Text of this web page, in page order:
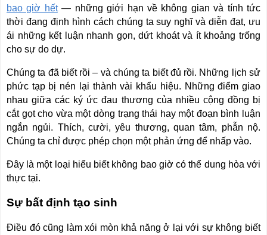
bao giờ hết— những giới hạn về không gian và tính tức
thời đang định hình cách chúng ta suy nghĩ và diễn đạt, ưu
ái những kết luận nhanh gọn, dứt khoát và ít khoảng trống
cho sự do dự.
Chúng ta đã biết rồi – và chúng ta biết đủ rồi. Những lịch sử
phức tạp bị nén lại thành vài khẩu hiệu. Những điểm giao
nhau giữa các ký ức đau thương của nhiều cộng đồng bị
cắt gọt cho vừa một dòng trạng thái hay một đoạn bình luận
ngắn ngủi. Thích, cười, yêu thương, quan tâm, phẫn nộ.
Chúng ta chỉ được phép chọn một phản ứng để nhấp vào.
Đây là một loại hiểu biết không bao giờ có thể dung hòa với
thực tại.
Sự bất định tạo sinh
Điều đó cũng làm xói mòn khả năng ở lại với sự không biết